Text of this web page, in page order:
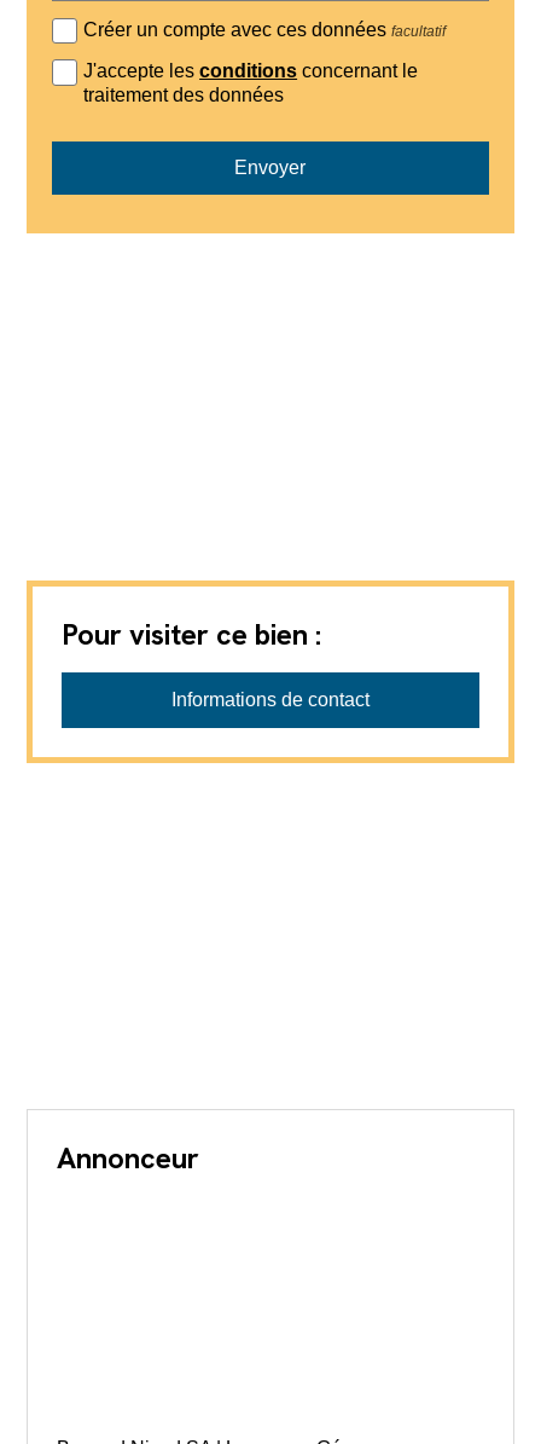
Créer un compte avec ces donnéesfacultatif
J'accepte lesconditions concernant le
traitement des données
Envoyer
Pour visiter ce bien :
Informations de contact
Annonceur